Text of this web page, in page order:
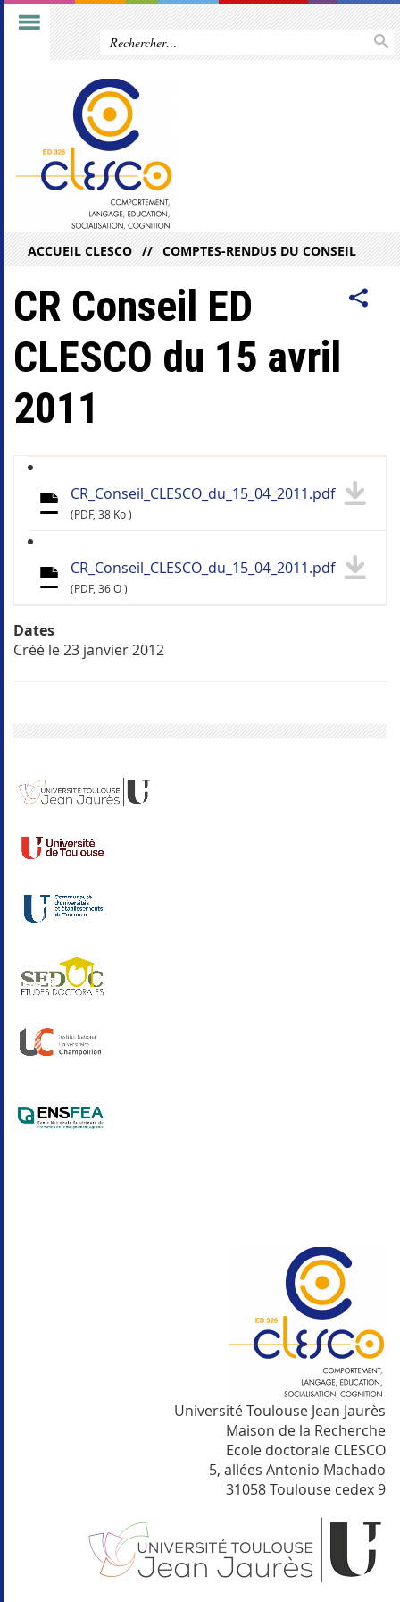
ACCUEIL CLESCO COMPTES-RENDUS DU CONSEIL
CR Conseil ED
CLESCO du 15 avril
2011
CR_Conseil_CLESCO_du_15_04_2011.pdf
(PDF, 38 Ko )
CR_Conseil_CLESCO_du_15_04_2011.pdf
(PDF, 36 O )
Dates
Créé le23 janvier 2012
Université Toulouse Jean Jaurès
Maison de la Recherche
Ecole doctorale CLESCO
5, allées Antonio Machado
31058 Toulouse cedex 9